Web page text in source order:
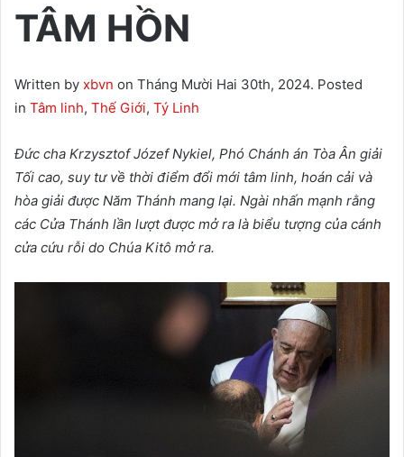
TÂM HỒN
Written by xbvn on Tháng Mười Hai 30th, 2024. Posted
in Tâm linh, Thế Giới, Tý Linh
Đức cha Krzysztof Józef Nykiel, Phó Chánh án Tòa Ân giải
Tối cao, suy tư về thời điểm đổi mới tâm linh, hoán cải và
hòa giải được Năm Thánh mang lại. Ngài nhấn mạnh rằng
các Cửa Thánh lần lượt được mở ra là biểu tượng của cánh
cửa cứu rỗi do Chúa Kitô mở ra.